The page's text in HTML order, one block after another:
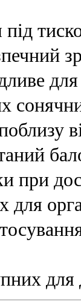
під
для
при
для
для